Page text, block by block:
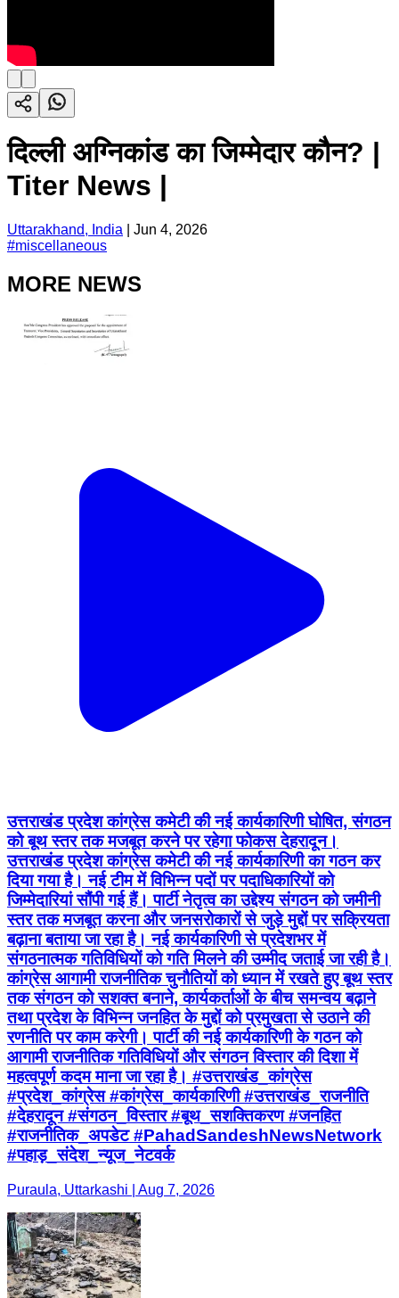
दिल्ली अग्निकांड का जिम्मेदार कौन? |
Titer News |
Uttarakhand, India
Jun 4, 2026
#miscellaneous
MORE NEWS
उत्तराखंड प्रदेश कांग्रेस कमेटी की नई कार्यकारिणी घोषित, संगठन
को बूथ स्तर तक मजबूत करने पर रहेगा फोकस देहरादून।
उत्तराखंड प्रदेश कांग्रेस कमेटी की नई कार्यकारिणी का गठन कर
दिया गया है। नई टीम में विभिन्न पदों पर पदाधिकारियों को
जिम्मेदारियां सौंपी गई हैं। पार्टी नेतृत्व का उद्देश्य संगठन को जमीनी
स्तर तक मजबूत करना और जनसरोकारों से जुड़े मुद्दों पर सक्रियता
बढ़ाना बताया जा रहा है। नई कार्यकारिणी से प्रदेशभर में
संगठनात्मक गतिविधियों को गति मिलने की उम्मीद जताई जा रही है।
कांग्रेस आगामी राजनीतिक चुनौतियों को ध्यान में रखते हुए बूथ स्तर
तक संगठन को सशक्त बनाने, कार्यकर्ताओं के बीच समन्वय बढ़ाने
तथा प्रदेश के विभिन्न जनहित के मुद्दों को प्रमुखता से उठाने की
रणनीति पर काम करेगी। पार्टी की नई कार्यकारिणी के गठन को
आगामी राजनीतिक गतिविधियों और संगठन विस्तार की दिशा में
महत्वपूर्ण कदम माना जा रहा है। #उत्तराखंड_कांग्रेस
#प्रदेश_कांग्रेस #कांग्रेस_कार्यकारिणी #उत्तराखंड_राजनीति
#देहरादून #संगठन_विस्तार #बूथ_सशक्तिकरण #जनहित
#राजनीतिक_अपडेट #PahadSandeshNewsNetwork
#पहाड़_संदेश_न्यूज_नेटवर्क
Puraula, Uttarkashi | Aug 7, 2026